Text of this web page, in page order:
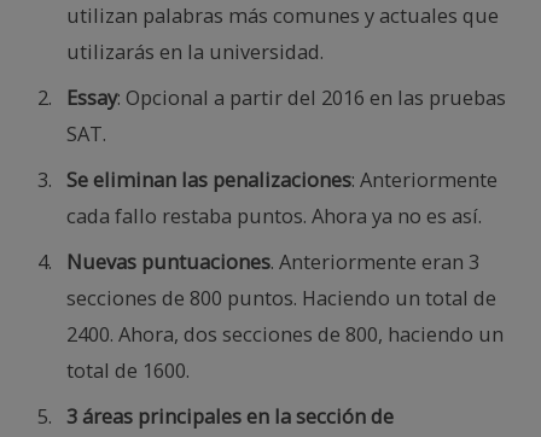
utilizan palabras más comunes y actuales que
utilizarás en la universidad.
Essay: Opcional a partir del 2016 en las pruebas
SAT.
Se eliminan las penalizaciones: Anteriormente
cada fallo restaba puntos. Ahora ya no es así.
Nuevas puntuaciones. Anteriormente eran 3
secciones de 800 puntos. Haciendo un total de
2400. Ahora, dos secciones de 800, haciendo un
total de 1600.
3 áreas principales en la sección de